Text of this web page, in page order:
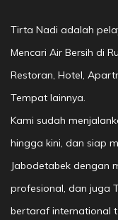
Tirta Nadi adalah
Mencari Air Bersih di
Restoran, Hotel,
Tempat lainnya.
Kami sudah
hingga kini, dan siap
Jabodetabek dengan
profesional, dan juga
bertaraf international